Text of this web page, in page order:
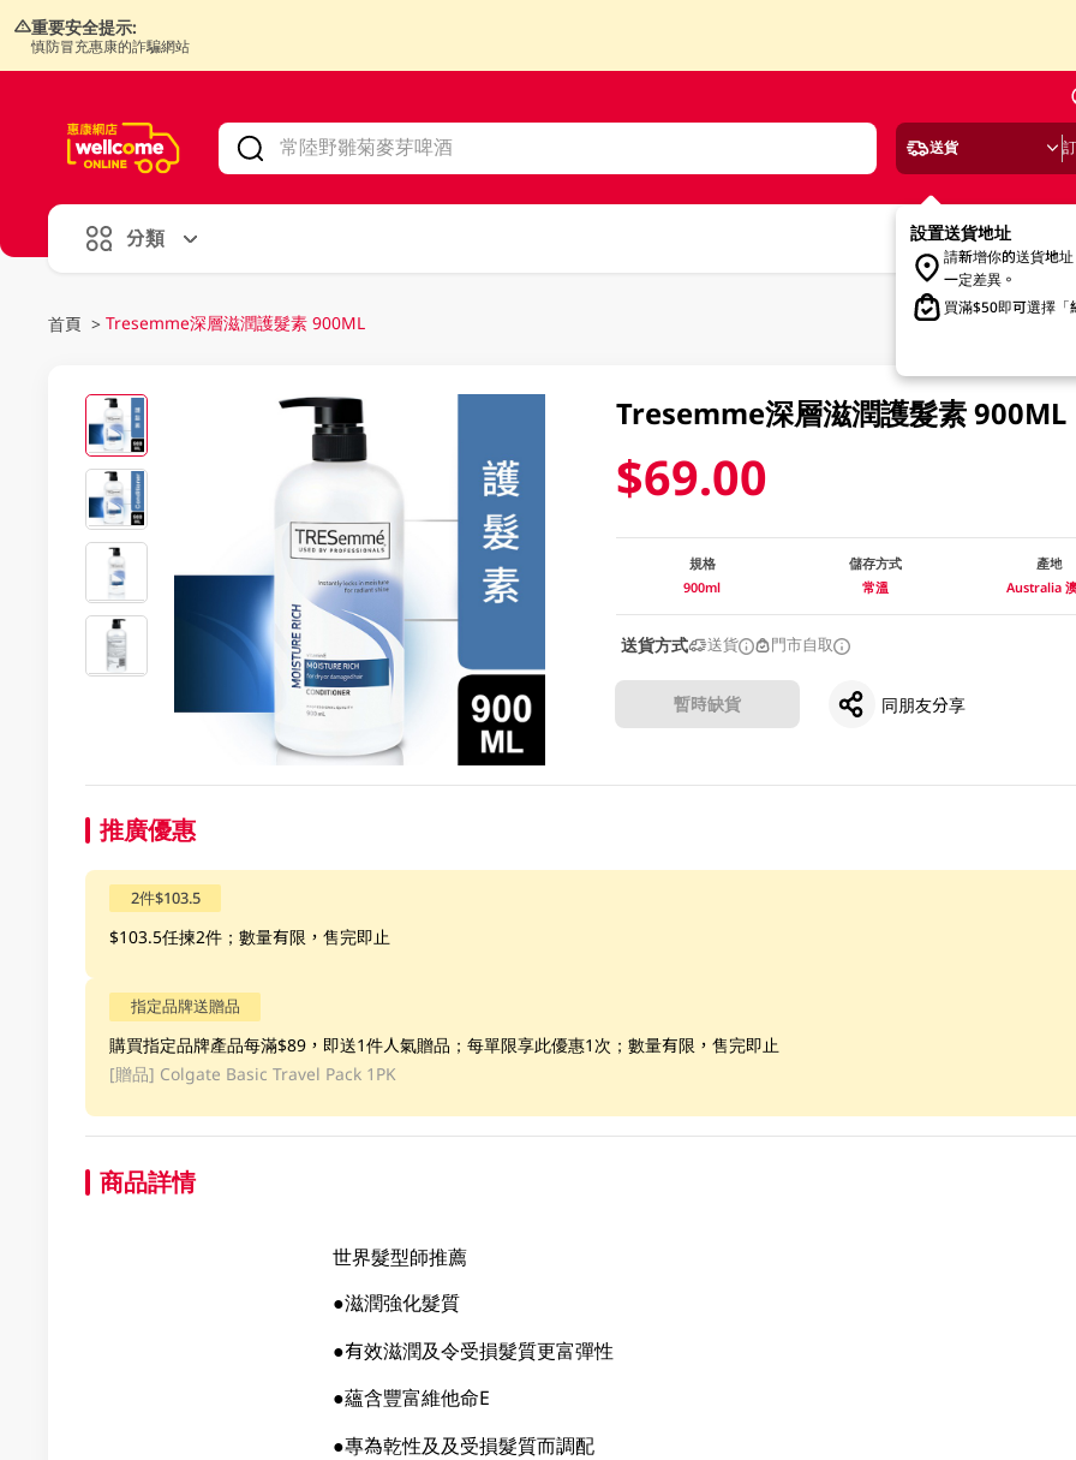
重要安全提示:
慎防冒充惠康的詐騙網站
送貨
設置送貨地址
請新增你的送貨地
一定差異。
買滿$50即可選擇「
分類
首頁 > Tresemme深層滋潤護髮素 900ML
Tresemme深層滋潤護髮素 900ML
$69.00
規格
900ml
儲存方式
常溫
產地
Australia
送貨方式 送貨 門市自取
暫時缺貨 同朋友分享
推廣優惠
2件$103.5
$103.5任揀2件；數量有限，售完即止
指定品牌送贈品
購買指定品牌產品每滿$89，即送1件人氣贈品；每單限享此優惠1次；數量有限，售完即止
[贈品] Colgate Basic Travel Pack 1PK
商品詳情
世界髮型師推薦
●滋潤強化髮質
●有效滋潤及令受損髮質更富彈性
●蘊含豐富維他命E
●專為乾性及及受損髮質而調配